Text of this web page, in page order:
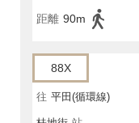
距離 90m
88X
往 平田(循環線)